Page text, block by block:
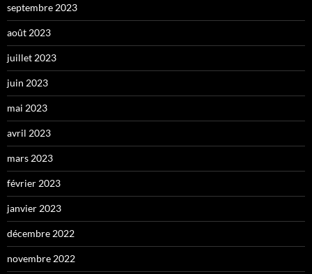
septembre 2023
août 2023
juillet 2023
juin 2023
mai 2023
avril 2023
mars 2023
février 2023
janvier 2023
décembre 2022
novembre 2022